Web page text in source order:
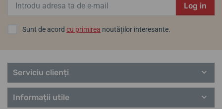
Log in
Sunt de acord cu primirea noutăților interesante.
Serviciu clienți
Informații utile